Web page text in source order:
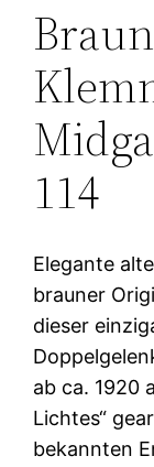
114
Elegante
brauner
dieser
ab ca. 1920
Lichtes“
bekannten